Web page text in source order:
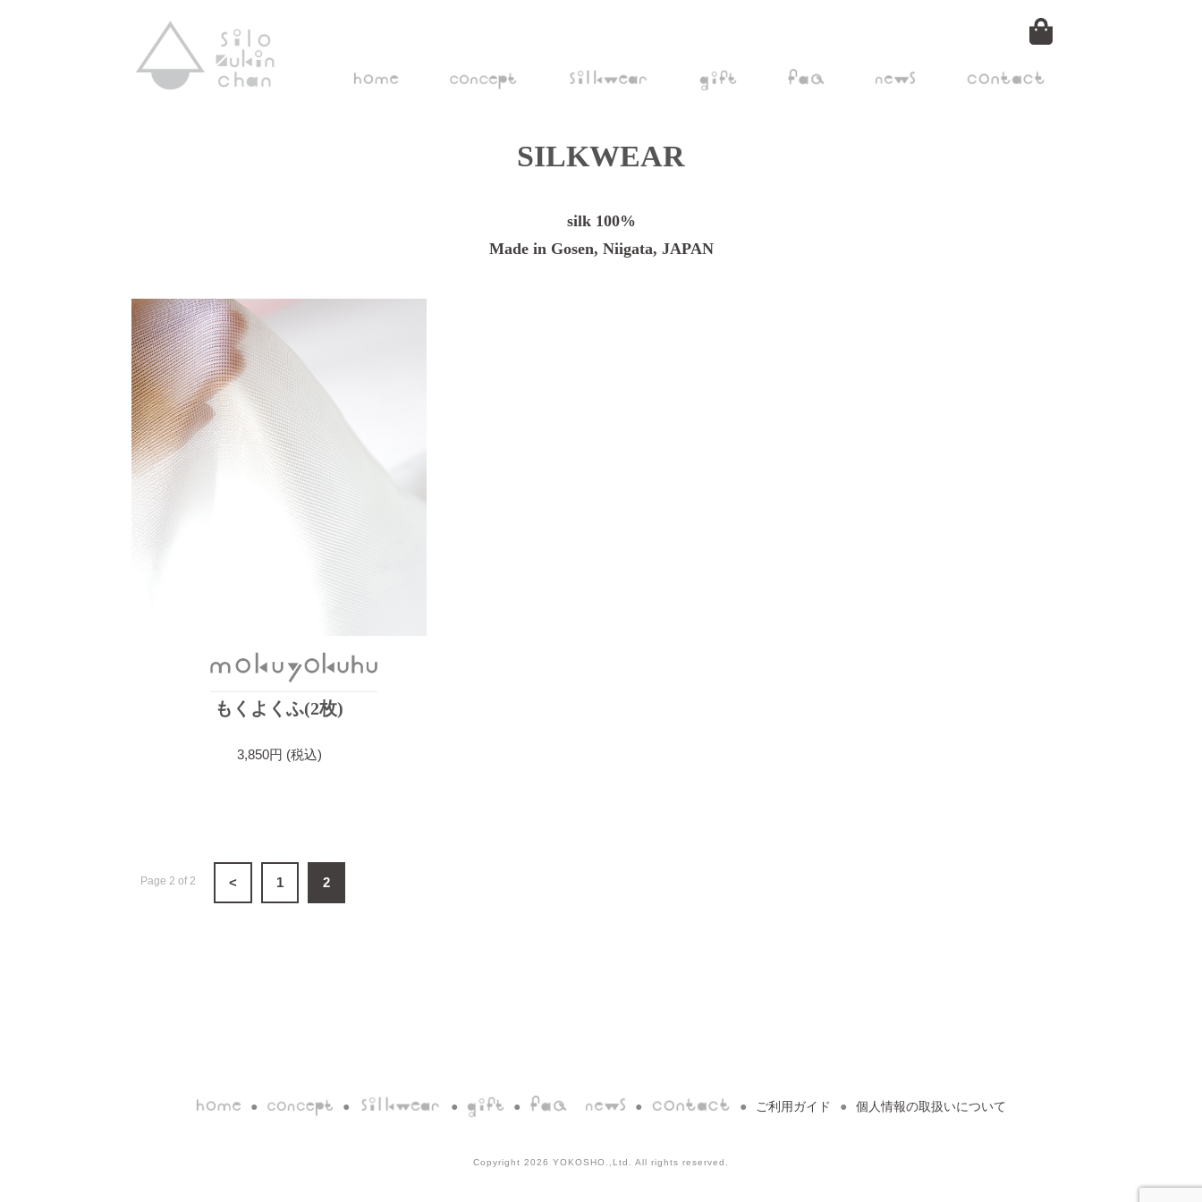
SILKWEAR
silk 100%
Made in Gosen, Niigata, JAPAN
もくよくふ(2枚)
3,850円 (税込)
Page 2 of 2 < 1 2
ご利用ガイド 個人情報の取扱いについて
Copyright 2026 YOKOSHO.,Ltd. All rights reserved.